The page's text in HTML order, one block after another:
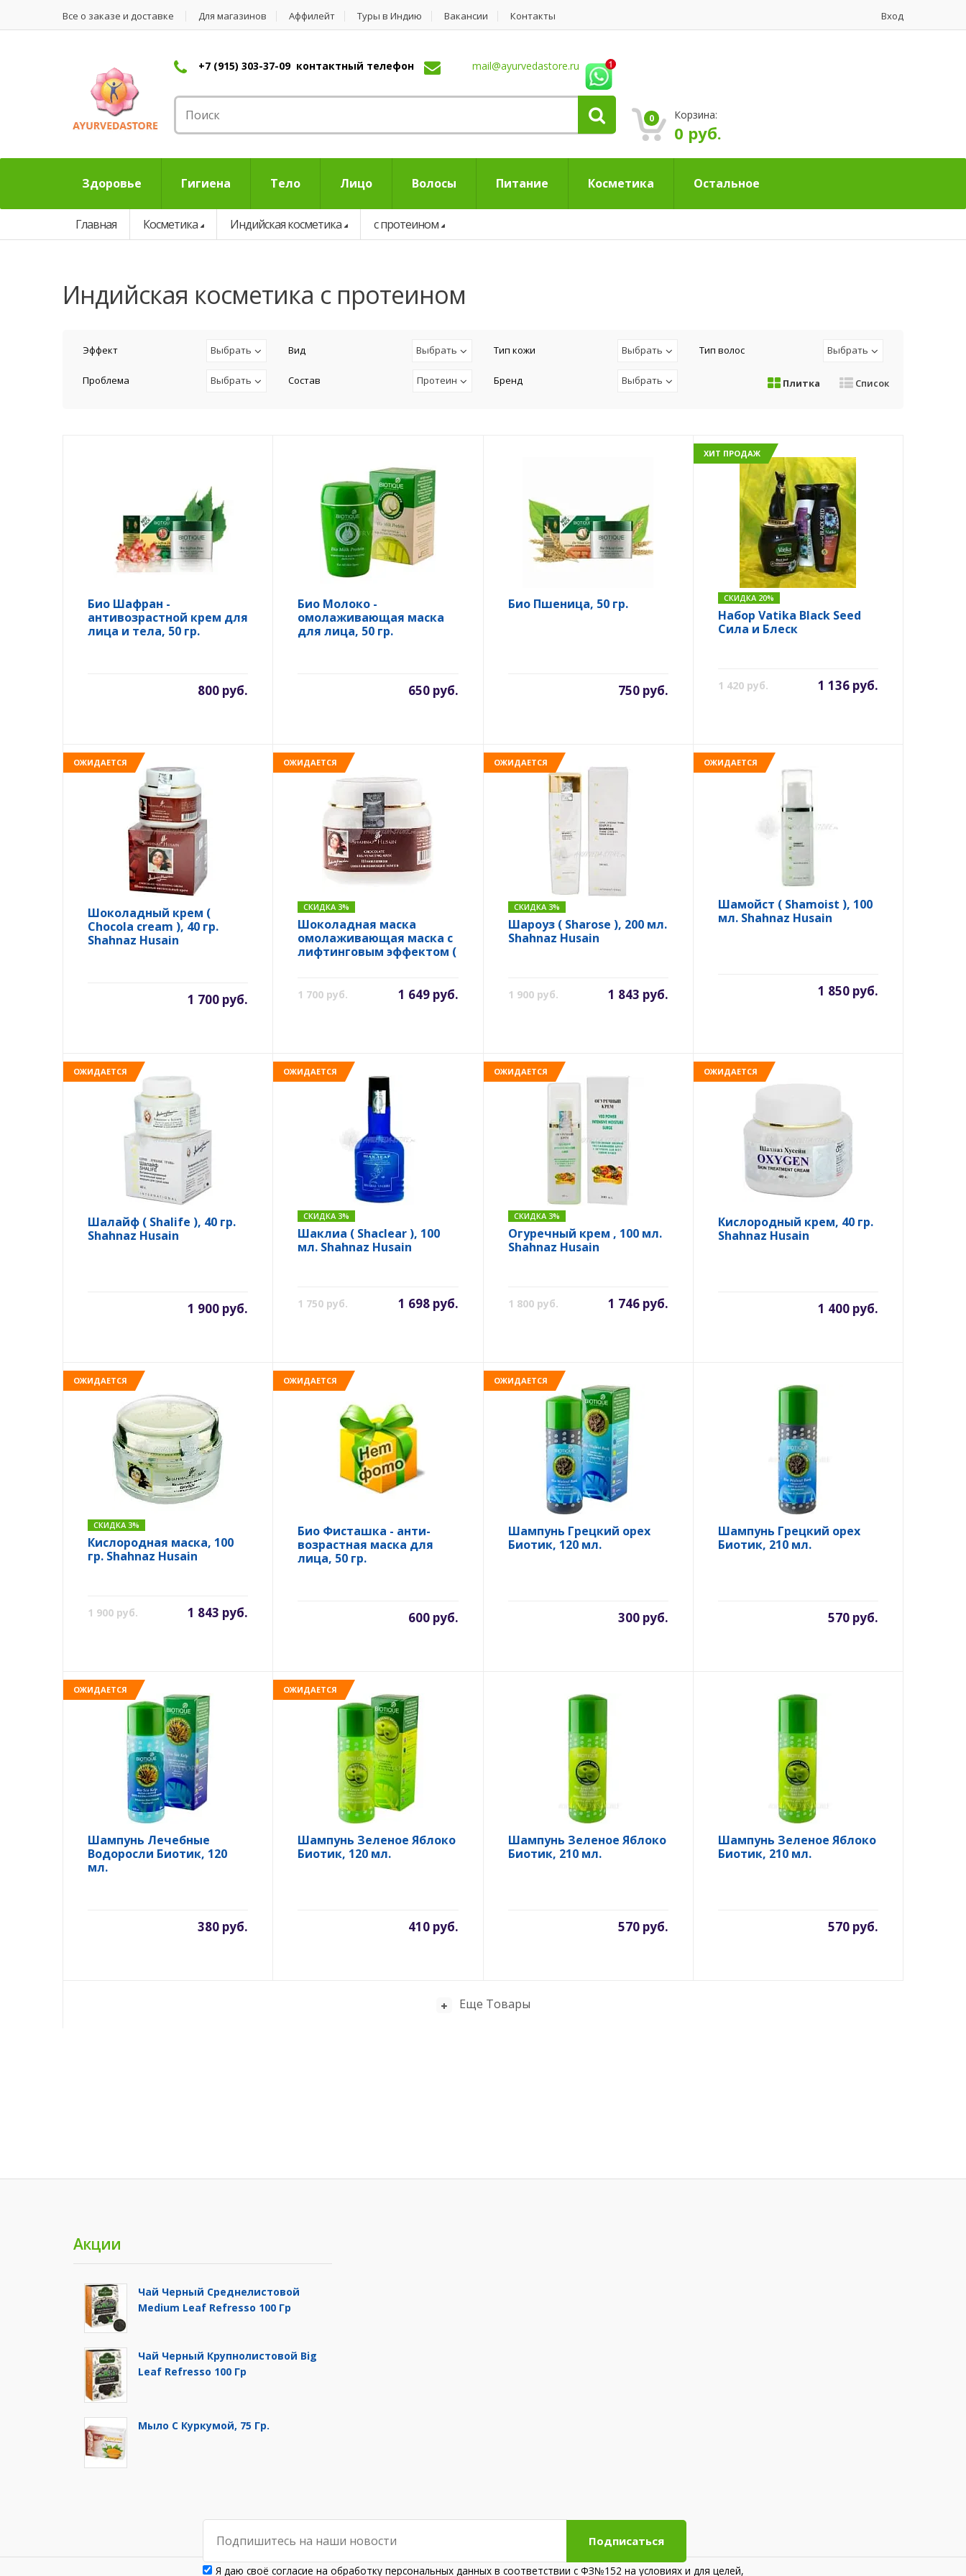
Все о заказе и доставке Для магазинов Аффилейт Туры в Индию Вакансии Контакты Вход
+7 (915) 303-37-09 контактный телефон mail@ayurvedastore.ru
0 Корзина:
0 руб.
Здоровье Гигиена Тело Лицо Волосы Питание Косметика Остальное
Главная Косметика Индийская косметика с протеином
индийская косметика с протеином
Эффект Выбрать Вид Выбрать Тип кожи Выбрать Тип волос Выбрать
Проблема Выбрать Состав Протеин Бренд Выбрать Плитка Список
Био Шафран -
антивозрастной крем для
лица и тела, 50 гр.
800 руб.
Био Молоко -
омолаживающая маска
для лица, 50 гр.
650 руб.
Био Пшеница, 50 гр.
750 руб.
ХИТ ПРОДАЖ
СКИДКА 20%
Набор Vatika Black Seed
Сила и Блеск
1 420 руб. 1 136 руб.
ОЖИДАЕТСЯ
Шоколадный крем (
Chocola cream ), 40 гр.
Shahnaz Husain
1 700 руб.
ОЖИДАЕТСЯ
СКИДКА 3%
Шоколадная маска
омолаживающая маска с
лифтинговым эффектом (
1 700 руб. 1 649 руб.
ОЖИДАЕТСЯ
СКИДКА 3%
Шароуз ( Sharose ), 200 мл.
Shahnaz Husain
1 900 руб. 1 843 руб.
ОЖИДАЕТСЯ
Шамойст ( Shamoist ), 100
мл. Shahnaz Husain
1 850 руб.
ОЖИДАЕТСЯ
Шалайф ( Shalife ), 40 гр.
Shahnaz Husain
1 900 руб.
ОЖИДАЕТСЯ
СКИДКА 3%
Шаклиа ( Shaclear ), 100
мл. Shahnaz Husain
1 750 руб. 1 698 руб.
ОЖИДАЕТСЯ
СКИДКА 3%
Огуречный крем , 100 мл.
Shahnaz Husain
1 800 руб. 1 746 руб.
ОЖИДАЕТСЯ
Кислородный крем, 40 гр.
Shahnaz Husain
1 400 руб.
ОЖИДАЕТСЯ
СКИДКА 3%
Кислородная маска, 100
гр. Shahnaz Husain
1 900 руб. 1 843 руб.
ОЖИДАЕТСЯ
Био Фисташка - анти-
возрастная маска для
лица, 50 гр.
600 руб.
ОЖИДАЕТСЯ
Шампунь Грецкий орех
Биотик, 120 мл.
300 руб.
Шампунь Грецкий орех
Биотик, 210 мл.
570 руб.
ОЖИДАЕТСЯ
Шампунь Лечебные
Водоросли Биотик, 120
мл.
380 руб.
ОЖИДАЕТСЯ
Шампунь Зеленое Яблоко
Биотик, 120 мл.
410 руб.
Шампунь Зеленое Яблоко
Биотик, 210 мл.
570 руб.
Шампунь Зеленое Яблоко
Биотик, 210 мл.
570 руб.
Еще Товары
Акции
Чай Черный Среднелистовой
Medium Leaf Refresso 100 Гр
Чай Черный Крупнолистовой Big
Leaf Refresso 100 Гр
Мыло С Куркумой, 75 Гр.
Подписаться
Я даю своё согласие на обработку персональных данных в соответствии с ФЗ№152 на условиях и для целей,